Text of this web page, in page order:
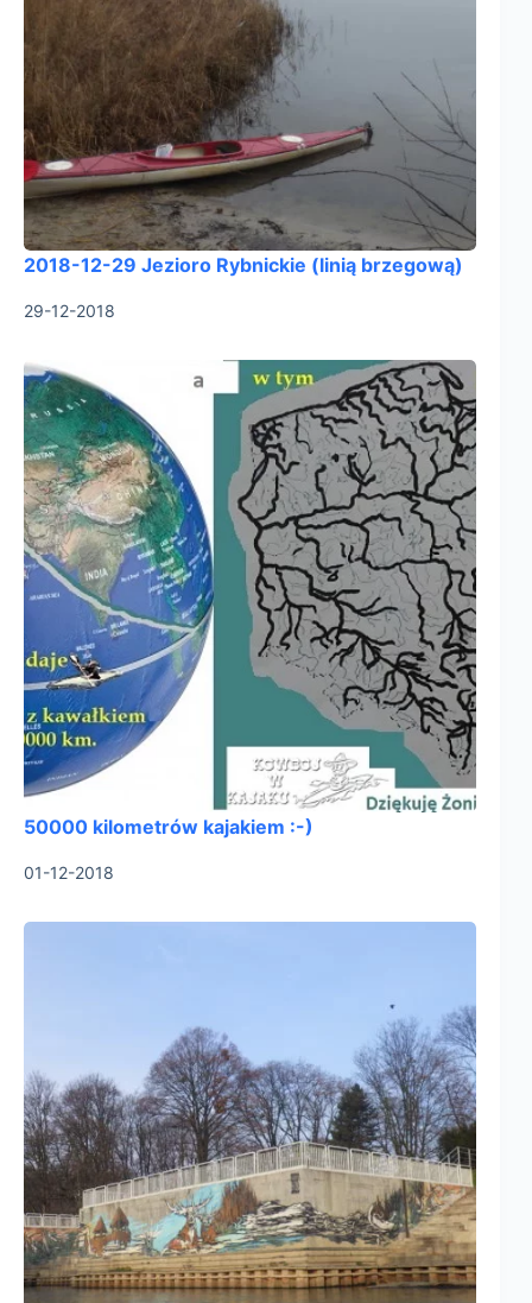
2018-12-29 Jezioro Rybnickie (linią brzegową)
29-12-2018
50000 kilometrów kajakiem :-)
01-12-2018